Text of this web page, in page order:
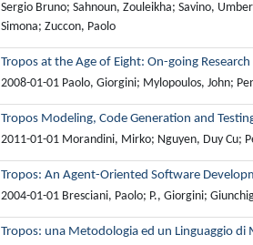
Sergio Bruno; Sahnoun, Zouleikha; Savino,
Simona; Zuccon, Paolo
Tropos at the Age of Eight: On-going
2008-01-01 Paolo, Giorgini; Mylopoulos, John;
Tropos Modeling, Code Generation and
2011-01-01 Morandini, Mirko; Nguyen, Duy Cu;
Tropos: An Agent-Oriented Software
2004-01-01 Bresciani, Paolo; P., Giorgini;
Tropos: una Metodologia ed un Linguaggio di